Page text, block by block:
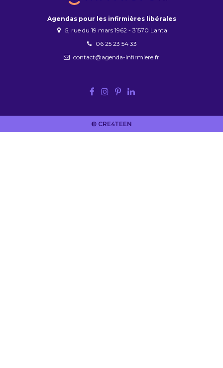
Agendas pour les infirmières libérales
5, rue du 19 mars 1962 - 31570 Lanta
06 25 23 54 33
contact@agenda-infirmiere.fr
© CRE4TEEN